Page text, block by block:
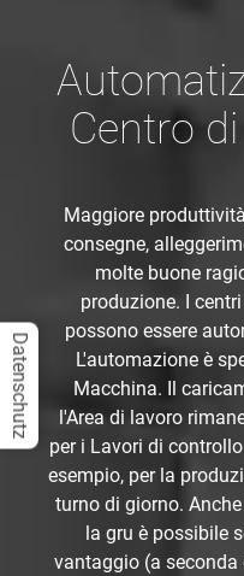
Centro
Maggiore
consegne,
molte buone
produzione. I
possono essere
L'automazione è
Macchina. Il
l'Area di lavoro
per i Lavori di
esempio, per la
turno di giorno.
la gru è possibile
vantaggio (a
Datenschutz